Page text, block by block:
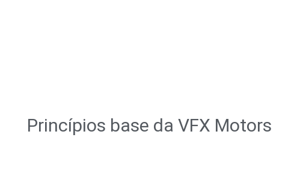
Princípios base da VFX Motors